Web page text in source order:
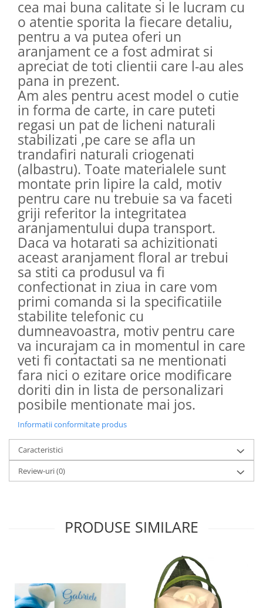
cea mai buna calitate si le lucram cu
o atentie sporita la fiecare detaliu,
pentru a va putea oferi un
aranjament ce a fost admirat si
apreciat de toti clientii care l-au ales
pana in prezent.
Am ales pentru acest model o cutie
in forma de carte, in care puteti
regasi un pat de licheni naturali
stabilizati ,pe care se afla un
trandafiri naturali criogenati
(albastru). Toate materialele sunt
montate prin lipire la cald, motiv
pentru care nu trebuie sa va faceti
griji referitor la integritatea
aranjamentului dupa transport.
Daca va hotarati sa achizitionati
aceast aranjament floral ar trebui
sa stiti ca produsul va fi
confectionat in ziua in care vom
primi comanda si la specificatiile
stabilite telefonic cu
dumneavoastra, motiv pentru care
va incurajam ca in momentul in care
veti fi contactati sa ne mentionati
fara nici o ezitare orice modificare
doriti din in lista de personalizari
posibile mentionate mai jos.
Informatii conformitate produs
Caracteristici
Review-uri(0)
PRODUSE SIMILARE